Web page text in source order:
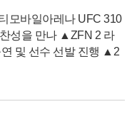
모바일아레나 UFC 310
성을 만나 ▲ZFN 2 라
연 및 선수 선발 진행 ▲2